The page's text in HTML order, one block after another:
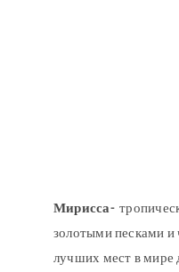
Мирисса-
золотыми песками и
лучших мест в мире